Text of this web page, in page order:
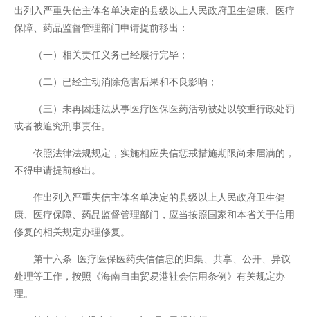
出列入严重失信主体名单决定的县级以上人民政府卫生健康、医疗
保障、药品监督管理部门申请提前移出：
（一）相关责任义务已经履行完毕；
（二）已经主动消除危害后果和不良影响；
（三）未再因违法从事医疗医保医药活动被处以较重行政处罚
或者被追究刑事责任。
依照法律法规规定，实施相应失信惩戒措施期限尚未届满的，
不得申请提前移出。
作出列入严重失信主体名单决定的县级以上人民政府卫生健
康、医疗保障、药品监督管理部门，应当按照国家和本省关于信用
修复的相关规定办理修复。
第十六条 医疗医保医药失信信息的归集、共享、公开、异议
处理等工作，按照《海南自由贸易港社会信用条例》有关规定办
理。